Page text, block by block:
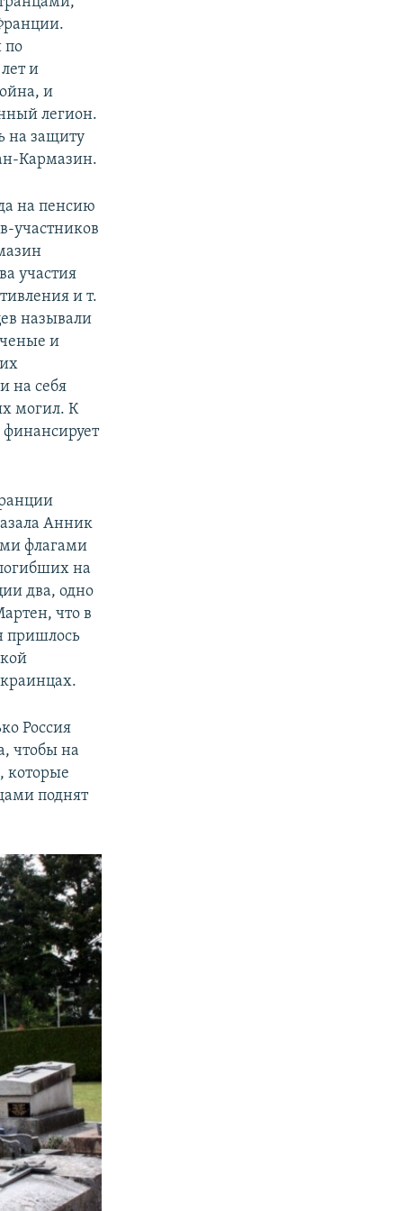
по
и
и
легион.
на защиту
Кармазин.
на пенсию
участников
участия
и т.
называли
и
на себя
могил. К
Анник
флагами
на
два, одно
что в
пришлось
Россия
чтобы на
которые
поднят